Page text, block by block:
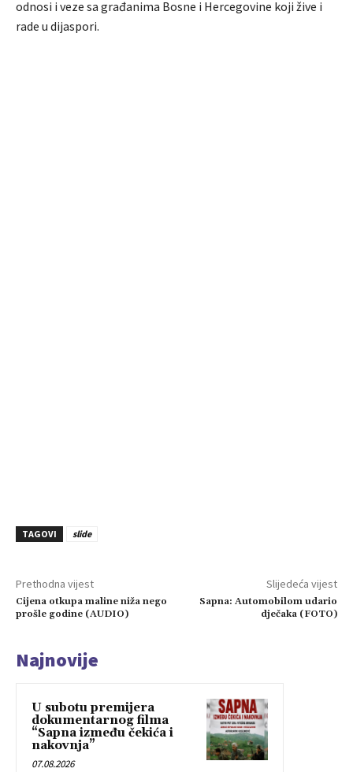
odnosi i veze sa građanima Bosne i Hercegovine koji žive i
rade u dijaspori.
TAGOVI slide
Prethodna vijest
Cijena otkupa maline niža nego
prošle godine (AUDIO)
Slijedeća vijest
Sapna: Automobilom udario
dječaka (FOTO)
Najnovije
U subotu premijera
dokumentarnog filma
“Sapna između čekića i
nakovnja”
07.08.2026